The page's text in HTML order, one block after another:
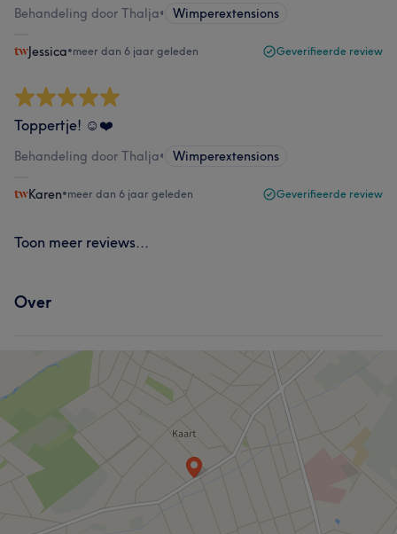
Behandeling door Thalja• Wimperextensions
Jessica•meer dan 6 jaar geleden Geverifieerde review
Toppertje! ☺️❤️
Behandeling door Thalja• Wimperextensions
Karen•meer dan 6 jaar geleden Geverifieerde review
Toon meer reviews...
Over